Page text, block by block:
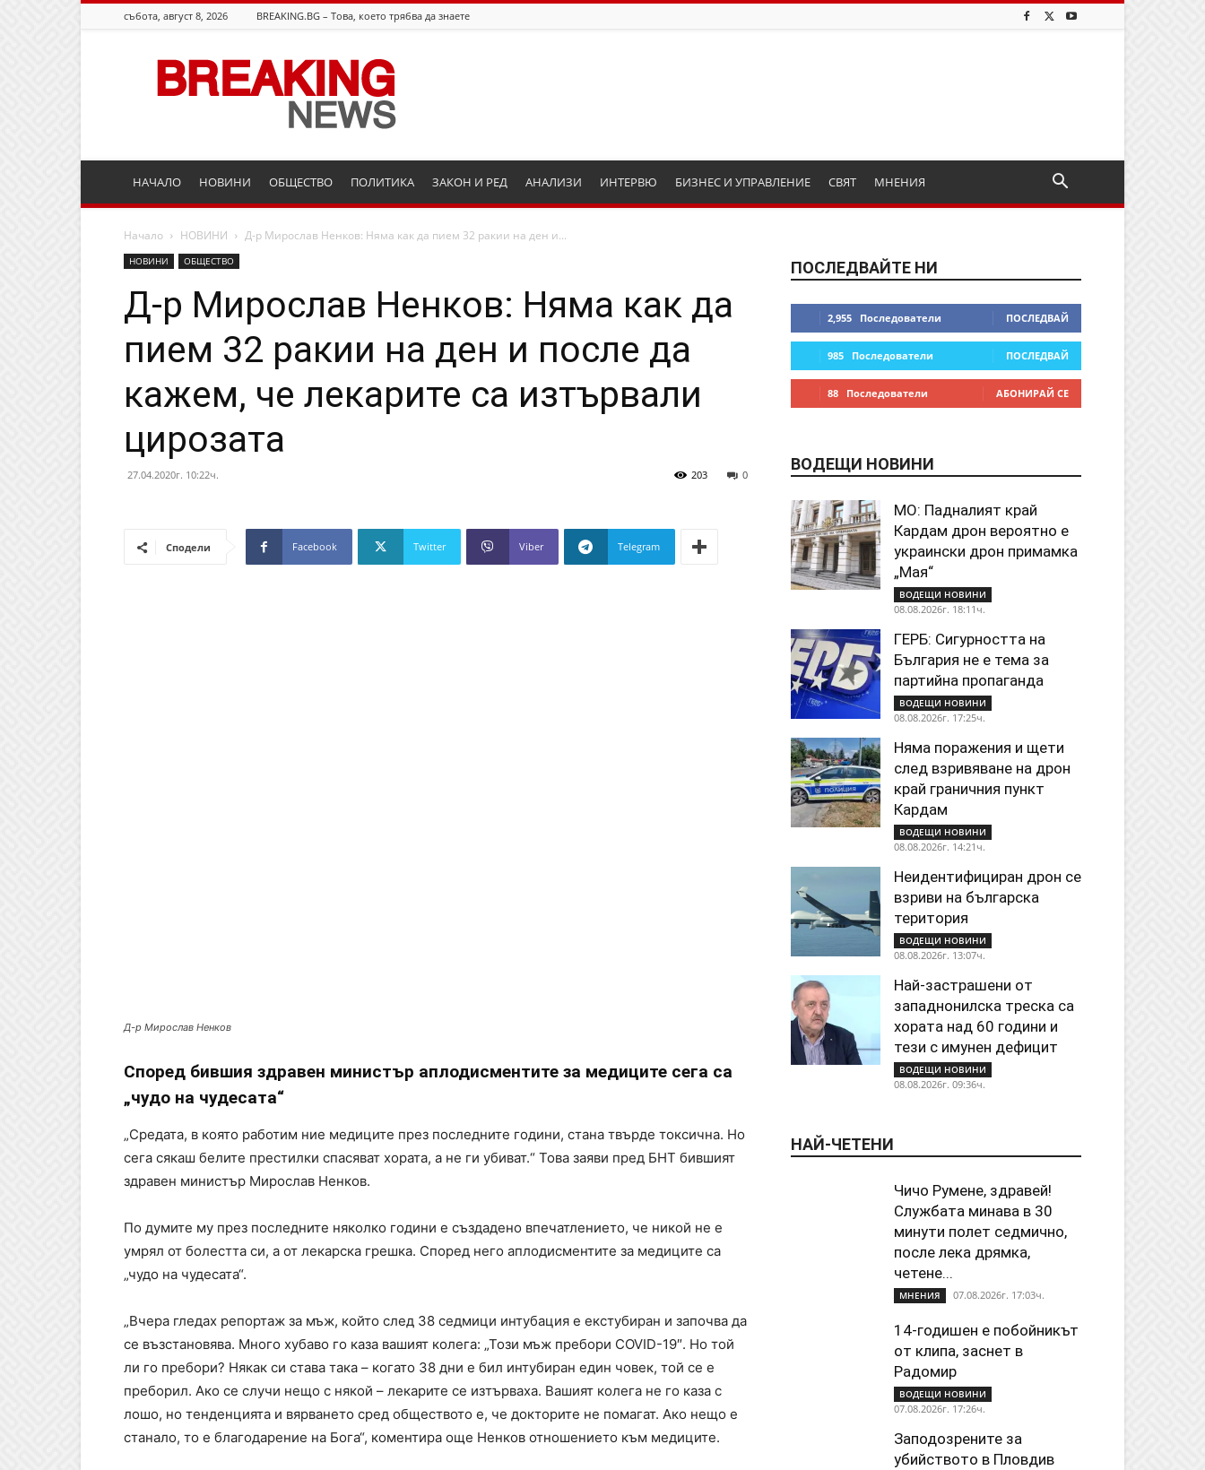
събота, август 8, 2026 BREAKING.BG – Това, което трябва да знаете
Breaking.bg
НАЧАЛО НОВИНИ ОБЩЕСТВО ПОЛИТИКА ЗАКОН И РЕД АНАЛИЗИ ИНТЕРВЮ БИЗНЕС И УПРАВЛЕНИЕ СВЯТ МНЕНИЯ
Начало НОВИНИ Д-р Мирослав Ненков: Няма как да пием 32 ракии на ден и...
НОВИНИ ОБЩЕСТВО
Д-р Мирослав Ненков: Няма как да
пием 32 ракии на ден и после да
кажем, че лекарите са изтървали
цирозата
27.04.2020г. 10:22ч. 0
203
Сподели Facebook Twitter Viber Telegram
Д-р Мирослав Ненков
Според бившия здравен министър аплодисментите за медиците сега са
„чудо на чудесата“
„Средата, в която работим ние медиците през последните години, стана твърде токсична. Но
сега сякаш белите престилки спасяват хората, а не ги убиват.“ Това заяви пред БНТ бившият
здравен министър Мирослав Ненков.
По думите му през последните няколко години е създадено впечатлението, че никой не е
умрял от болестта си, а от лекарска грешка. Според него аплодисментите за медиците са
„чудо на чудесата“.
„Вчера гледах репортаж за мъж, който след 38 седмици интубация е екстубиран и започва да
се възстановява. Много хубаво го каза вашият колега: „Този мъж пребори COVID-19″. Но той
ли го пребори? Някак си става така – когато 38 дни е бил интубиран един човек, той се е
преборил. Ако се случи нещо с някой – лекарите се изтърваха. Вашият колега не го каза с
лошо, но тенденцията и вярването сред обществото е, че докторите не помагат. Ако нещо е
станало, то е благодарение на Бога“, коментира още Ненков отношението към медиците.
ПОСЛЕДВАЙТЕ НИ
2,955 Последователи ПОСЛЕДВАЙ
985 Последователи ПОСЛЕДВАЙ
88 Последователи АБОНИРАЙ СЕ
ВОДЕЩИ НОВИНИ
МО: Падналият край
Кардам дрон вероятно е
украински дрон примамка
„Мая“
ВОДЕЩИ НОВИНИ
08.08.2026г. 18:11ч.
ГЕРБ: Сигурността на
България не е тема за
партийна пропаганда
ВОДЕЩИ НОВИНИ
08.08.2026г. 17:25ч.
Няма поражения и щети
след взривяване на дрон
край граничния пункт
Кардам
ВОДЕЩИ НОВИНИ
08.08.2026г. 14:21ч.
Неидентифициран дрон се
взриви на българска
територия
ВОДЕЩИ НОВИНИ
08.08.2026г. 13:07ч.
Най-застрашени от
западнонилска треска са
хората над 60 години и
тези с имунен дефицит
ВОДЕЩИ НОВИНИ
08.08.2026г. 09:36ч.
НАЙ-ЧЕТЕНИ
Чичо Румене, здравей!
Службата минава в 30
минути полет седмично,
после лека дрямка,
четене...
МНЕНИЯ 07.08.2026г. 17:03ч.
14-годишен е побойникът
от клипа, заснет в
Радомир
ВОДЕЩИ НОВИНИ
07.08.2026г. 17:26ч.
Заподозрените за
убийството в Пловдив